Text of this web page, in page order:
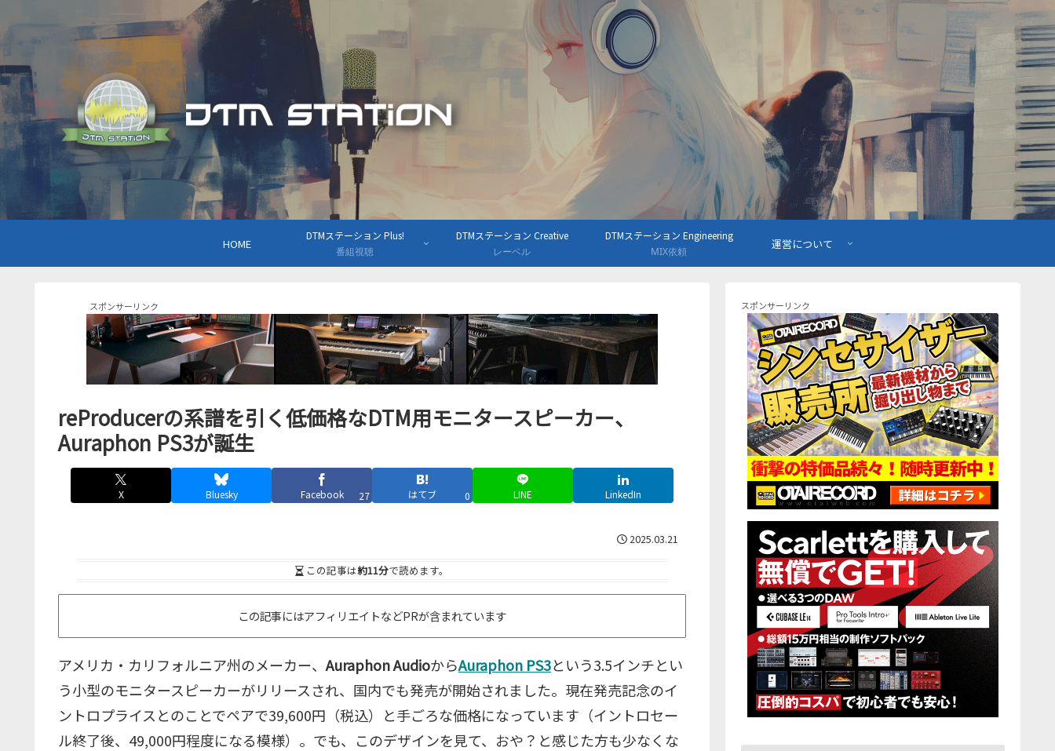
HOME
DTMステーション Plus!
番組視聴
DTMステーション Creative
レーベル
DTMステーション Engineering
MIX依頼
運営について
スポンサーリンク
reProducerの系譜を引く低価格なDTM用モニタースピーカー、
Auraphon PS3が誕生
X Bluesky Facebook 27 はてブ 0 LINE LinkedIn
2025.03.21
この記事は約11分で読めます。
この記事にはアフィリエイトなどPRが含まれています
アメリカ・カリフォルニア州のメーカー、 Auraphon AudioからAuraphon PS3という3.5インチとい
う小型のモニタースピーカーがリリースされ、国内でも発売が開始されました。現在発売記念のイ
ントロプライスとのことでペアで39,600円（税込）と手ごろな価格になっています（イントロセー
ル終了後、49,000円程度になる模様）。でも、このデザインを見て、おや？と感じた方も少なくな
スポンサーリンク